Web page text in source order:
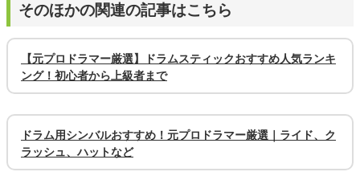
そのほかの関連の記事はこちら
【元プロドラマー厳選】ドラムスティックおすすめ人気ランキ
ング！初心者から上級者まで
ドラム用シンバルおすすめ！元プロドラマー厳選｜ライド、ク
ラッシュ、ハットなど